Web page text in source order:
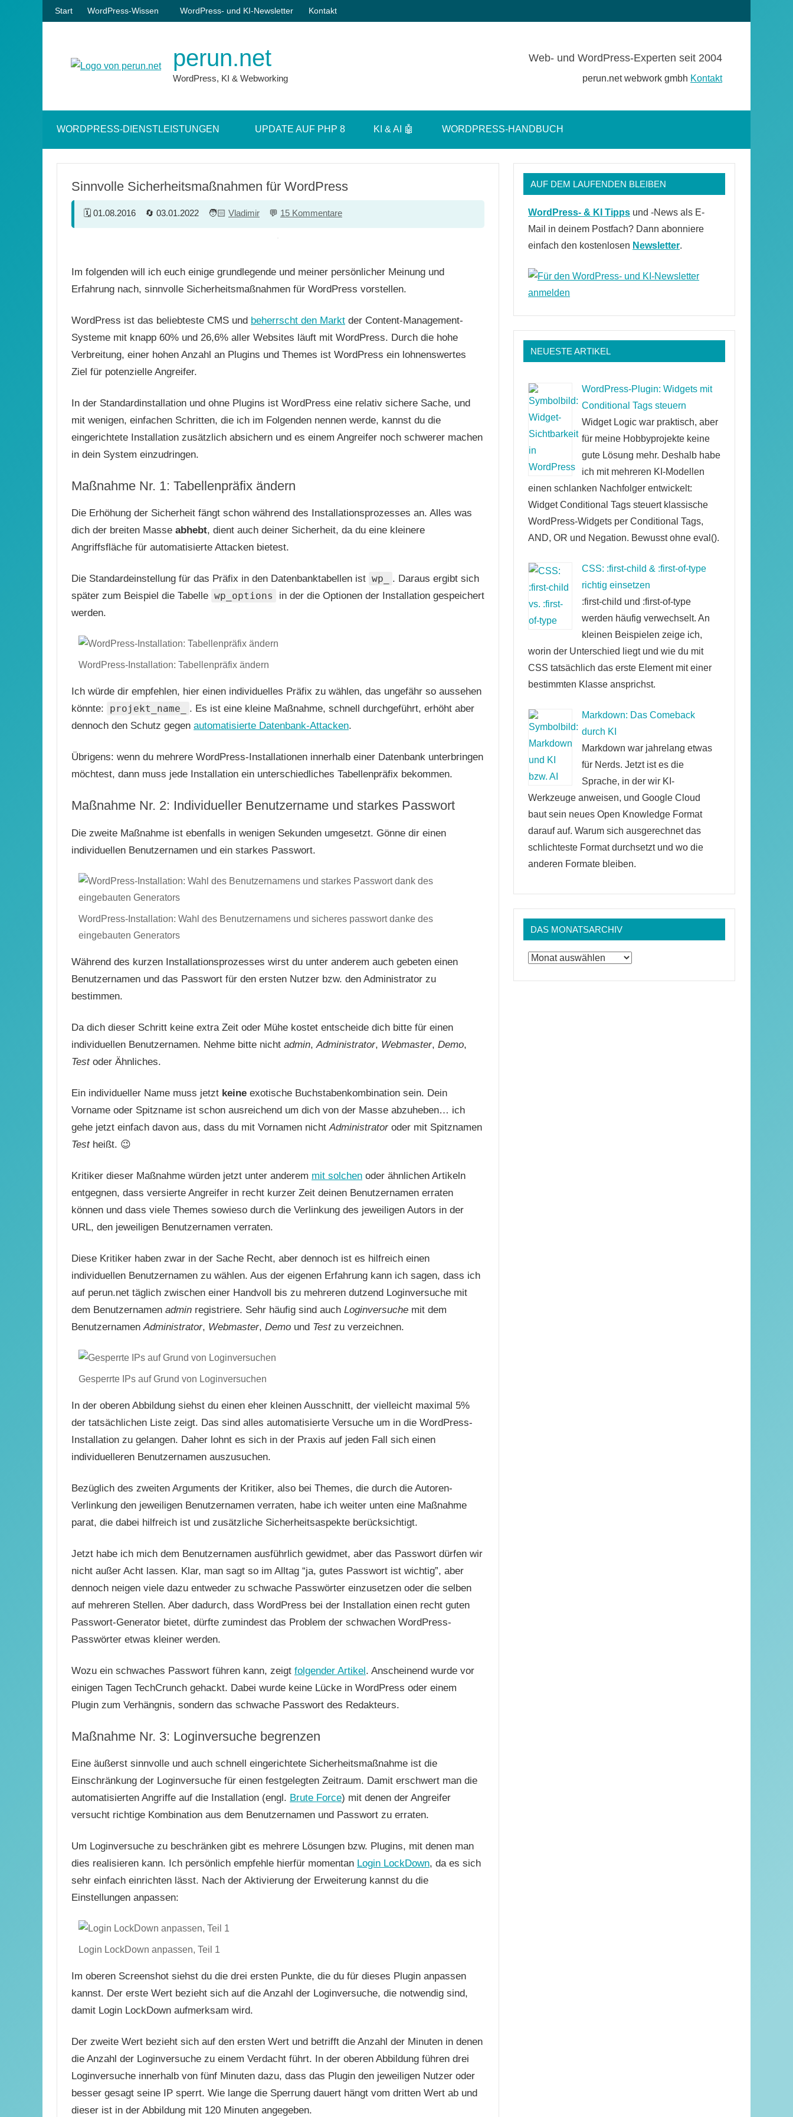
Zum
Inhalt
Start WordPress-Wissen WordPress- und KI-Newsletter Kontakt
perun.net
WordPress, KI & Webworking
Web- und WordPress-Experten seit 2004
perun.net webwork gmbh Kontakt
öffnen
WORDPRESS-DIENSTLEISTUNGEN UPDATE AUF PHP 8 KI & AI 🤖 WORDPRESS-HANDBUCH
Sinnvolle Sicherheitsmaßnahmen für WordPress
01.08.2016 03.01.2022 Vladimir 15 Kommentare
Im folgenden will ich euch einige grundlegende und meiner persönlicher Meinung und
Erfahrung nach, sinnvolle Sicherheitsmaßnahmen für WordPress vorstellen.
WordPress ist das beliebteste CMS und beherrscht den Markt der Content-Management-
Systeme mit knapp 60% und 26,6% aller Websites läuft mit WordPress. Durch die hohe
Verbreitung, einer hohen Anzahl an Plugins und Themes ist WordPress ein lohnenswertes
Ziel für potenzielle Angreifer.
In der Standardinstallation und ohne Plugins ist WordPress eine relativ sichere Sache, und
mit wenigen, einfachen Schritten, die ich im Folgenden nennen werde, kannst du die
eingerichtete Installation zusätzlich absichern und es einem Angreifer noch schwerer machen
in dein System einzudringen.
Maßnahme Nr. 1: Tabellenpräfix ändern
Die Erhöhung der Sicherheit fängt schon während des Installationsprozesses an. Alles was
dich der breiten Masse abhebt, dient auch deiner Sicherheit, da du eine kleinere
Angriffsfläche für automatisierte Attacken bietest.
Die Standardeinstellung für das Präfix in den Datenbanktabellen ist wp_
. Daraus ergibt sich
später zum Beispiel die Tabelle wp_options
in der die Optionen der Installation gespeichert
werden.
WordPress-Installation: Tabellenpräfix ändern
Ich würde dir empfehlen, hier einen individuelles Präfix zu wählen, das ungefähr so aussehen
könnte:
projekt_name_
. Es ist eine kleine Maßnahme, schnell durchgeführt, erhöht aber
dennoch den Schutz gegen automatisierte Datenbank-Attacken.
Übrigens: wenn du mehrere WordPress-Installationen innerhalb einer Datenbank unterbringen
möchtest, dann muss jede Installation ein unterschiedliches Tabellenpräfix bekommen.
Maßnahme Nr. 2: Individueller Benutzername und starkes Passwort
Die zweite Maßnahme ist ebenfalls in wenigen Sekunden umgesetzt. Gönne dir einen
individuellen Benutzernamen und ein starkes Passwort.
WordPress-Installation: Wahl des Benutzernamens und sicheres passwort danke des
eingebauten Generators
Während des kurzen Installationsprozesses wirst du unter anderem auch gebeten einen
Benutzernamen und das Passwort für den ersten Nutzer bzw. den Administrator zu
bestimmen.
Da dich dieser Schritt keine extra Zeit oder Mühe kostet entscheide dich bitte für einen
individuellen Benutzernamen. Nehme bitte nicht admin, Administrator, Webmaster, Demo,
Testoder Ähnliches.
Ein individueller Name muss jetzt keine exotische Buchstabenkombination sein. Dein
Vorname oder Spitzname ist schon ausreichend um dich von der Masse abzuheben… ich
gehe jetzt einfach davon aus, dass du mit Vornamen nicht Administratoroder mit Spitznamen
Testheißt. 😉
Kritiker dieser Maßnahme würden jetzt unter anderem mit solchen oder ähnlichen Artikeln
entgegnen, dass versierte Angreifer in recht kurzer Zeit deinen Benutzernamen erraten
können und dass viele Themes sowieso durch die Verlinkung des jeweiligen Autors in der
URL, den jeweiligen Benutzernamen verraten.
Diese Kritiker haben zwar in der Sache Recht, aber dennoch ist es hilfreich einen
individuellen Benutzernamen zu wählen. Aus der eigenen Erfahrung kann ich sagen, dass ich
auf perun.net täglich zwischen einer Handvoll bis zu mehreren dutzend Loginversuche mit
dem Benutzernamen admin registriere. Sehr häufig sind auch Loginversuche mit dem
Benutzernamen Administrator, Webmaster, Demo und Testzu verzeichnen.
Gesperrte IPs auf Grund von Loginversuchen
In der oberen Abbildung siehst du einen eher kleinen Ausschnitt, der vielleicht maximal 5%
der tatsächlichen Liste zeigt. Das sind alles automatisierte Versuche um in die WordPress-
Installation zu gelangen. Daher lohnt es sich in der Praxis auf jeden Fall sich einen
individuelleren Benutzernamen auszusuchen.
Bezüglich des zweiten Arguments der Kritiker, also bei Themes, die durch die Autoren-
Verlinkung den jeweiligen Benutzernamen verraten, habe ich weiter unten eine Maßnahme
parat, die dabei hilfreich ist und zusätzliche Sicherheitsaspekte berücksichtigt.
Jetzt habe ich mich dem Benutzernamen ausführlich gewidmet, aber das Passwort dürfen wir
nicht außer Acht lassen. Klar, man sagt so im Alltag “ja, gutes Passwort ist wichtig”, aber
dennoch neigen viele dazu entweder zu schwache Passwörter einzusetzen oder die selben
auf mehreren Stellen. Aber dadurch, dass WordPress bei der Installation einen recht guten
Passwort-Generator bietet, dürfte zumindest das Problem der schwachen WordPress-
Passwörter etwas kleiner werden.
Wozu ein schwaches Passwort führen kann, zeigt folgender Artikel. Anscheinend wurde vor
einigen Tagen TechCrunch gehackt. Dabei wurde keine Lücke in WordPress oder einem
Plugin zum Verhängnis, sondern das schwache Passwort des Redakteurs.
Maßnahme Nr. 3: Loginversuche begrenzen
Eine äußerst sinnvolle und auch schnell eingerichtete Sicherheitsmaßnahme ist die
Einschränkung der Loginversuche für einen festgelegten Zeitraum. Damit erschwert man die
automatisierten Angriffe auf die Installation (engl. Brute Force) mit denen der Angreifer
versucht richtige Kombination aus dem Benutzernamen und Passwort zu erraten.
Um Loginversuche zu beschränken gibt es mehrere Lösungen bzw. Plugins, mit denen man
dies realisieren kann. Ich persönlich empfehle hierfür momentan Login LockDown, da es sich
sehr einfach einrichten lässt. Nach der Aktivierung der Erweiterung kannst du die
Einstellungen anpassen:
Login LockDown anpassen, Teil 1
Im oberen Screenshot siehst du die drei ersten Punkte, die du für dieses Plugin anpassen
kannst. Der erste Wert bezieht sich auf die Anzahl der Loginversuche, die notwendig sind,
damit Login LockDown aufmerksam wird.
Der zweite Wert bezieht sich auf den ersten Wert und betrifft die Anzahl der Minuten in denen
die Anzahl der Loginversuche zu einem Verdacht führt. In der oberen Abbildung führen drei
Loginversuche innerhalb von fünf Minuten dazu, dass das Plugin den jeweiligen Nutzer oder
besser gesagt seine IP sperrt. Wie lange die Sperrung dauert hängt vom dritten Wert ab und
dieser ist in der Abbildung mit 120 Minuten angegeben.
AUF DEM LAUFENDEN BLEIBEN
WordPress- & KI Tipps und -News als E-
Mail in deinem Postfach? Dann abonniere
einfach den kostenlosen Newsletter.
NEUESTE ARTIKEL
WordPress-Plugin: Widgets mit
Conditional Tags steuern
Widget Logic war praktisch, aber
für meine Hobbyprojekte keine
gute Lösung mehr. Deshalb habe
ich mit mehreren KI-Modellen
einen schlanken Nachfolger entwickelt:
Widget Conditional Tags steuert klassische
WordPress-Widgets per Conditional Tags,
AND, OR und Negation. Bewusst ohne eval().
CSS: :first-child & :first-of-type
richtig einsetzen
:first-child und :first-of-type
werden häufig verwechselt. An
kleinen Beispielen zeige ich,
worin der Unterschied liegt und wie du mit
CSS tatsächlich das erste Element mit einer
bestimmten Klasse ansprichst.
Markdown: Das Comeback
durch KI
Markdown war jahrelang etwas
für Nerds. Jetzt ist es die
Sprache, in der wir KI-
Werkzeuge anweisen, und Google Cloud
baut sein neues Open Knowledge Format
darauf auf. Warum sich ausgerechnet das
schlichteste Format durchsetzt und wo die
anderen Formate bleiben.
DAS MONATSARCHIV
Das